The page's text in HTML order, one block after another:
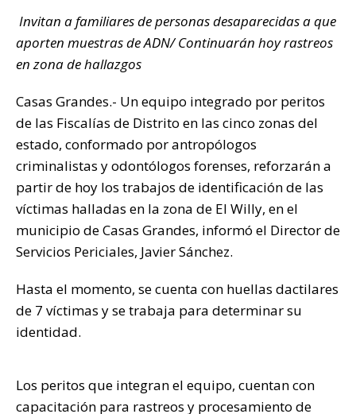
at
s
p
p
c
e
o
o
k
it
te
p
y
n
k
m
p
ti
r
Invitan a familiares de personas desaparecidas a que
aporten muestras de ADN/ Continuarán hoy rastreos
en zona de hallazgos
Casas Grandes.- Un equipo integrado por peritos
de las Fiscalías de Distrito en las cinco zonas del
estado, conformado por antropólogos
criminalistas y odontólogos forenses, reforzarán a
partir de hoy los trabajos de identificación de las
víctimas halladas en la zona de El Willy, en el
municipio de Casas Grandes, informó el Director de
Servicios Periciales, Javier Sánchez.
Hasta el momento, se cuenta con huellas dactilares
de 7 víctimas y se trabaja para determinar su
identidad.
Los peritos que integran el equipo, cuentan con
capacitación para rastreos y procesamiento de